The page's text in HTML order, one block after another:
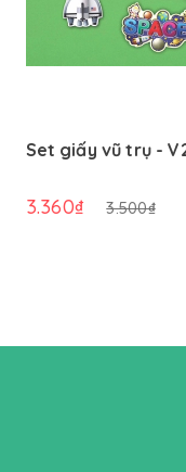
Set giấy vũ trụ -
3.360₫ 3.500₫